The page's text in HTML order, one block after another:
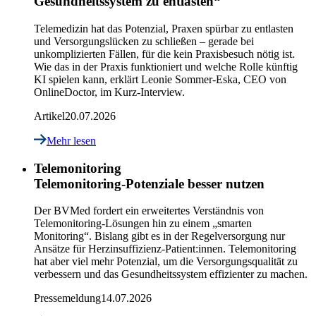
Telemedizin hat das Potenzial, Praxen spürbar zu entlasten
und Versorgungslücken zu schließen – gerade bei
unkomplizierten Fällen, für die kein Praxisbesuch nötig ist.
Wie das in der Praxis funktioniert und welche Rolle künftig
KI spielen kann, erklärt Leonie Sommer-Eska, CEO von
OnlineDoctor, im Kurz-Interview.
Artikel20.07.2026
Mehr lesen
Telemonitoring
Telemonitoring-Potenziale besser nutzen
Der BVMed fordert ein erweitertes Verständnis von
Telemonitoring-Lösungen hin zu einem „smarten
Monitoring“. Bislang gibt es in der Regelversorgung nur
Ansätze für Herzinsuffizienz-Patient:innen. Telemonitoring
hat aber viel mehr Potenzial, um die Versorgungsqualität zu
verbessern und das Gesundheitssystem effizienter zu machen.
Pressemeldung14.07.2026